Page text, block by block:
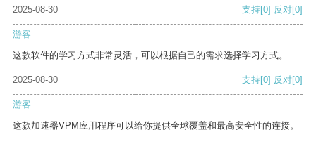
2025-08-30 支持[0] 反对[0]
游客
这款软件的学习方式非常灵活，可以根据自己的需求选择学习方式。
2025-08-30 支持[0] 反对[0]
游客
这款加速器VPM应用程序可以给你提供全球覆盖和最高安全性的连接。